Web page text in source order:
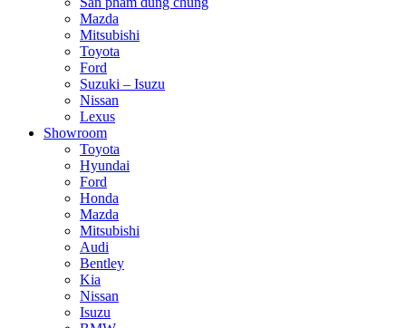
Mazda
Mitsubishi
Toyota
Ford
Suzuki – Isuzu
Nissan
Lexus
Showroom
Toyota
Hyundai
Ford
Honda
Mazda
Mitsubishi
Audi
Bentley
Kia
Nissan
Isuzu